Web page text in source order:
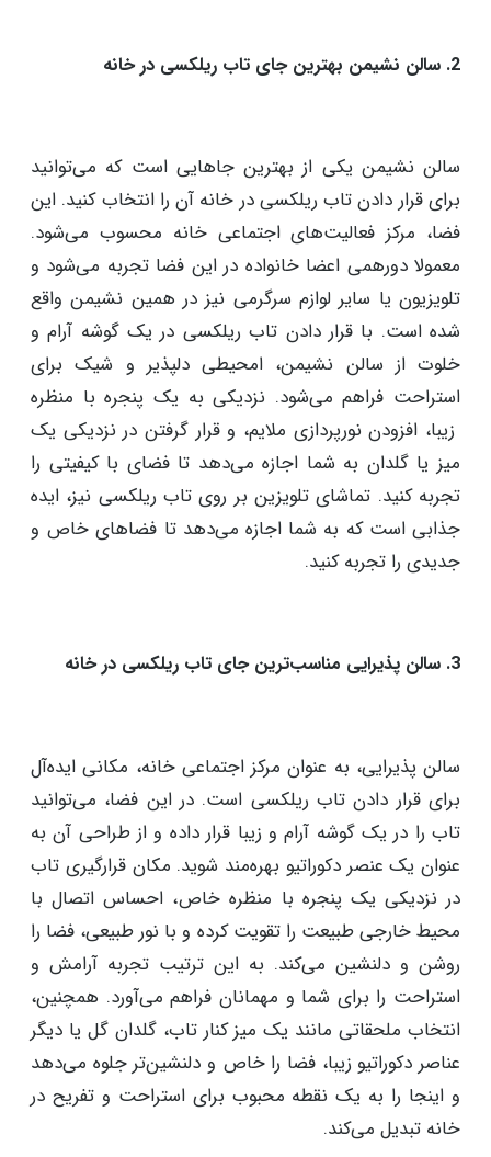
گیرد و همه چیز را تبدیل به یک تجربه شگفت انگیز کند.
هیچ فضایی دچار گرفتگی نخواهد شد.
سالن نشیمن یکی از بهترین جاهایی است که می‌توانید
برای قرار دادن تاب ریلکسی در خانه آن را انتخاب کنید. این
فضا، مرکز فعالیت‌های اجتماعی خانه محسوب می‌شود.
معمولا دورهمی اعضا خانواده در این فضا تجربه می‌شود و
تلویزیون یا سایر لوازم سرگرمی نیز در همین نشیمن واقع
شده است. با قرار دادن تاب ریلکسی در یک گوشه آرام و
زیبا، افزودن نورپردازی ملایم، و قرار گرفتن در نزدیکی یک
جذابی است که به شما اجازه می‌دهد تا فضاهای خاص و
جدیدی را تجربه کنید.
سالن پذیرایی، به عنوان مرکز اجتماعی خانه، مکانی ایده‌آل
برای قرار دادن تاب ریلکسی است. در این فضا، می‌توانید
تاب را در یک گوشه آرام و زیبا قرار داده و از طراحی آن به
عنوان یک عنصر دکوراتیو بهره‌مند شوید. مکان قرارگیری تاب
در نزدیکی یک پنجره با منظره خاص، احساس اتصال با